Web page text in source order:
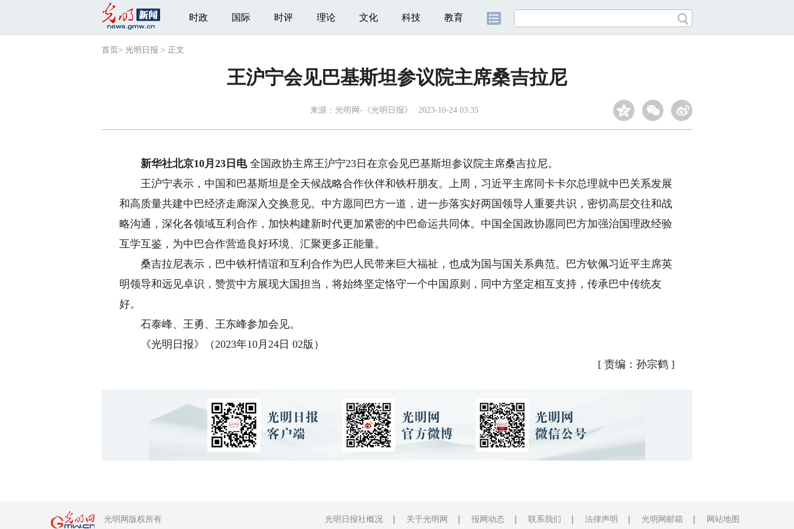
时政 国际 时评 理论 文化 科技 教育
首页 > 光明日报 > 正文
王沪宁会见巴基斯坦参议院主席桑吉拉尼
来源： 光明网-《光明日报》 2023-10-24 03:35
新华社北京10月23日电全国政协主席王沪宁23日在京会见巴基斯坦参议院主席桑吉拉尼。
王沪宁表示，中国和巴基斯坦是全天候战略合作伙伴和铁杆朋友。上周，习近平主席同卡卡尔总理就中巴关系发展
和高质量共建中巴经济走廊深入交换意见。中方愿同巴方一道，进一步落实好两国领导人重要共识，密切高层交往和战
略沟通，深化各领域互利合作，加快构建新时代更加紧密的中巴命运共同体。中国全国政协愿同巴方加强治国理政经验
互学互鉴，为中巴合作营造良好环境、汇聚更多正能量。
桑吉拉尼表示，巴中铁杆情谊和互利合作为巴人民带来巨大福祉，也成为国与国关系典范。巴方钦佩习近平主席英
明领导和远见卓识，赞赏中方展现大国担当，将始终坚定恪守一个中国原则，同中方坚定相互支持，传承巴中传统友
好。
石泰峰、王勇、王东峰参加会见。
《光明日报》（2023年10月24日 02版）
[ 责编：孙宗鹤 ]
光明网版权所有 光明日报社概况 关于光明网 报网动态 联系我们 法律声明 光明网邮箱 网站地图